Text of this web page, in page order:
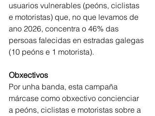
usuarios vulnerables (peóns, ciclistas
e motoristas) que, no que levamos de
ano 2026, concentra o 46% das
persoas falecidas en estradas galegas
(10 peóns e 1 motorista).
Obxectivos
Por unha banda, esta campaña
márcase como obxectivo concienciar
a peóns, ciclistas e motoristas sobre a